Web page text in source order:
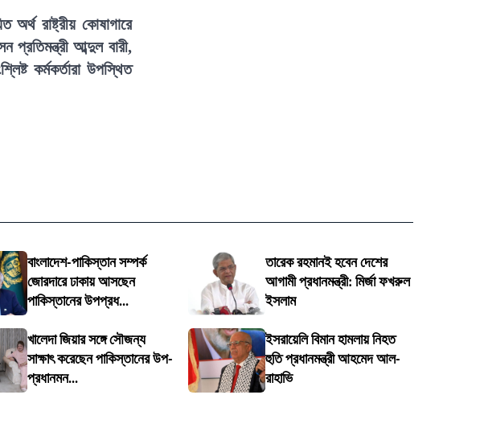
রাষ্ট্রীয় কোষাগারে
প্রতিমন্ত্রী আব্দুল বারী,
কর্মকর্তারা উপস্থিত
বাংলাদেশ-পাকিস্তান সম্পর্ক
জোরদারে ঢাকায় আসছেন
পাকিস্তানের উপপ্রধ...
তারেক রহমানই হবেন দেশের
আগামী প্রধানমন্ত্রী: মির্জা ফখরুল
ইসলাম
খালেদা জিয়ার সঙ্গে সৌজন্য
সাক্ষাৎ করেছেন পাকিস্তানের উপ-
প্রধানমন...
ইসরায়েলি বিমান হামলায় নিহত
হুতি প্রধানমন্ত্রী আহমেদ আল-
রাহাভি